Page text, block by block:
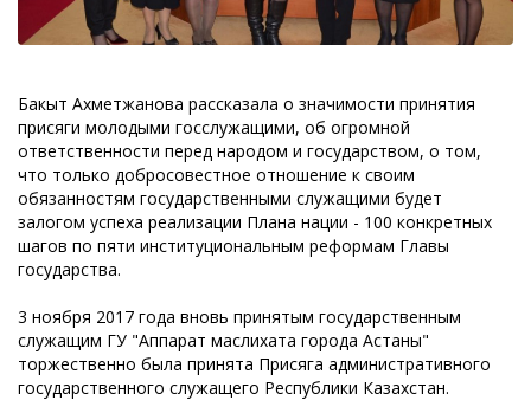
Бакыт Ахметжанова рассказала о значимости принятия
присяги молодыми госслужащими, об огромной
ответственности перед народом и государством, о том,
что только добросовестное отношение к своим
обязанностям государственными служащими будет
залогом успеха реализации Плана нации - 100 конкретных
шагов по пяти институциональным реформам Главы
государства.
3 ноября 2017 года вновь принятым государственным
служащим ГУ "Аппарат маслихата города Астаны"
торжественно была принята Присяга административного
государственного служащего Республики Казахстан.